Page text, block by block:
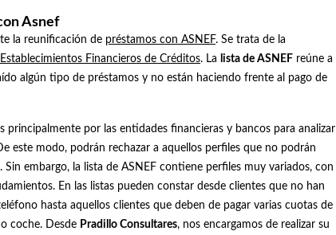
Asnef
la reunificación de préstamos con ASNEF. Se trata de la
Financieros de Créditos. La lista de ASNEF reúne a
algún tipo de préstamos y no están haciendo frente al pago de
principalmente por las entidades financieras y bancos para analizar
este modo, podrán rechazar a aquellos perfiles que no podrán
Sin embargo, la lista de ASNEF contiene perfiles muy variados, con
En las listas pueden constar desde clientes que no han
hasta aquellos clientes que deben de pagar varias cuotas de
coche. Desde Pradillo Consultares, nos encargamos de realizar su